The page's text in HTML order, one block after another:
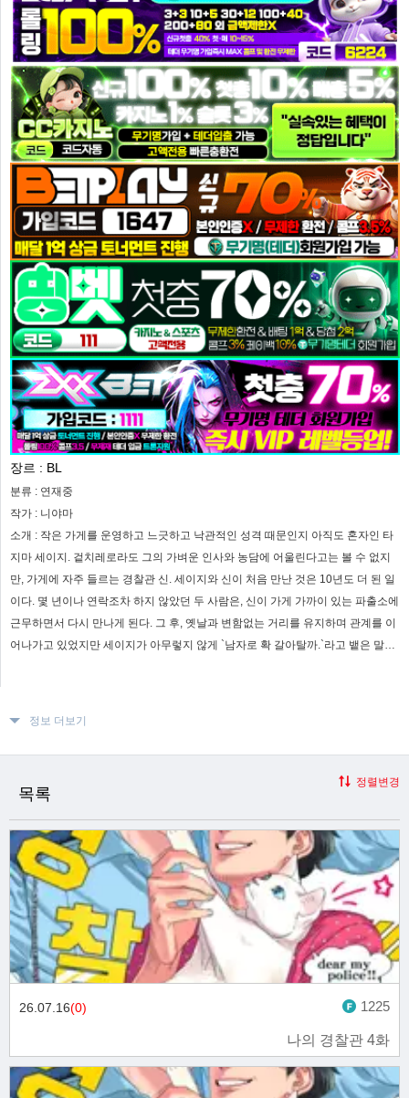
장르 : BL
분류 : 연재중
작가 : 니야마
소개 : 작은 가게를 운영하고 느긋하고 낙관적인 성격 때문인지 아직도 혼자인 타
지마 세이지. 겉치레로라도 그의 가벼운 인사와 농담에 어울린다고는 볼 수 없지
만, 가게에 자주 들르는 경찰관 신. 세이지와 신이 처음 만난 것은 10년도 더 된 일
이다. 몇 년이나 연락조차 하지 않았던 두 사람은, 신이 가게 가까이 있는 파출소에
근무하면서 다시 만나게 된다. 그 후, 옛날과 변함없는 거리를 유지하며 관계를 이
어나가고 있었지만 세이지가 아무렇지 않게 `남자로 확 갈아탈까.`라고 뱉은 말에
정보 더보기
목록
정렬변경
나의 경찰관 4화
26.07.16(0) 1225